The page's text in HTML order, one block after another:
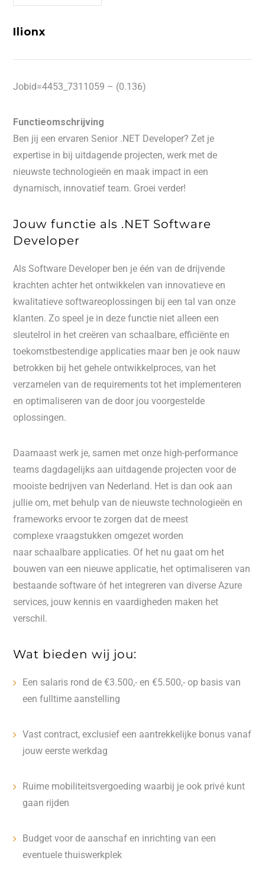
Ilionx
Jobid=4453_7311059 – (0.136)
Functieomschrijving
Ben jij een ervaren Senior .NET Developer? Zet je
expertise in bij uitdagende projecten, werk met de
nieuwste technologieën en maak impact in een
dynamisch, innovatief team. Groei verder!
Jouw functie als .NET Software
Developer
Als Software Developer ben je één van de drijvende
krachten achter het ontwikkelen van innovatieve en
kwalitatieve softwareoplossingen bij een tal van onze
klanten. Zo speel je in deze functie niet alleen een
sleutelrol in het creëren van schaalbare, efficiënte en
toekomstbestendige applicaties maar ben je ook nauw
betrokken bij het gehele ontwikkelproces, van het
verzamelen van de requirements tot het implementeren
en optimaliseren van de door jou voorgestelde
oplossingen.
Daarnaast werk je, samen met onze high-performance
teams dagdagelijks aan uitdagende projecten voor de
mooiste bedrijven van Nederland. Het is dan ook aan
jullie om, met behulp van de nieuwste technologieën en
frameworks ervoor te zorgen dat de meest
complexe vraagstukken omgezet worden
naar schaalbare applicaties. Of het nu gaat om het
bouwen van een nieuwe applicatie, het optimaliseren van
bestaande software óf het integreren van diverse Azure
services, jouw kennis en vaardigheden maken het
verschil.
Wat bieden wij jou:
Een salaris rond de €3.500,- en €5.500,- op basis van
een fulltime aanstelling
Vast contract, exclusief een aantrekkelijke bonus vanaf
jouw eerste werkdag
Ruime mobiliteitsvergoeding waarbij je ook privé kunt
gaan rijden
Budget voor de aanschaf en inrichting van een
eventuele thuiswerkplek